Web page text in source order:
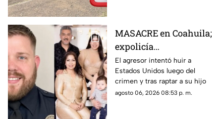
MASACRE en Coahuila;
expolicía
estadounidense atacó a
la familia de su
expareja mexicana
luego de que le
El agresor intentó huir a
Estados Unidos luego del
crimen y tras raptar a su hijo
agosto 06, 2026 08:53 p. m.